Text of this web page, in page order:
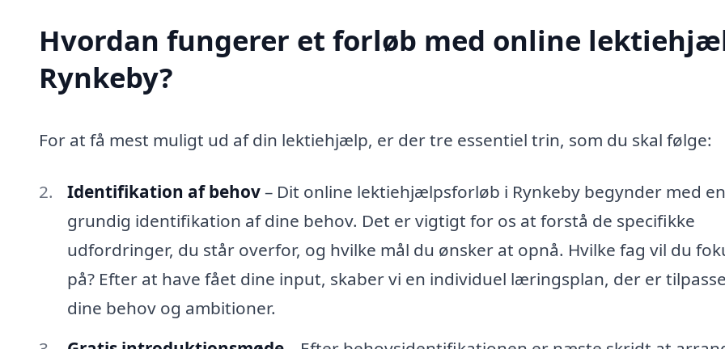
Hvordan fungerer et forløb med online
Rynkeby?
For at få mest muligt ud af din lektiehjælp, er der tre essentiel trin, som du skal følge:
Identifikation af behov– Dit online lektiehjælpsforløb i Rynkeby begynder med en
grundig identifikation af dine behov. Det er vigtigt for os at forstå de specifikke
udfordringer, du står overfor, og hvilke mål du ønsker at opnå. Hvilke fag vil du
på? Efter at have fået dine input, skaber vi en individuel læringsplan, der er
dine behov og ambitioner.